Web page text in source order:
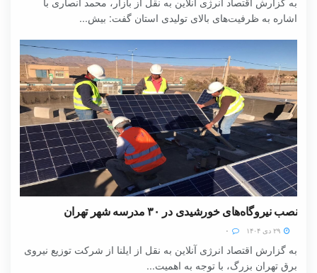
اشاره به ظرفیت‌های بالای تولیدی استان گفت: بیش...
نصب نیروگاه‌های خورشیدی در ۳۰ مدرسه شهر تهران
به گزارش اقتصاد انرژی آنلاین به نقل از ایلنا از شرکت توزیع نیروی
برق تهران بزرگ، با توجه به اهمیت...